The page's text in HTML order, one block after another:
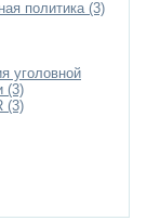
политика (3)
уголовной
(3)
(3)